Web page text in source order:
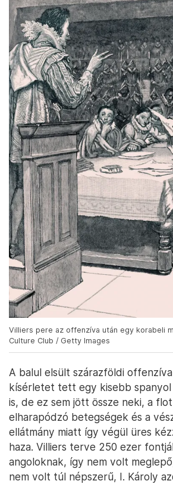
Villiers pere az offenzíva után egy korabeli
Culture Club / Getty Images
A balul elsült szárazföldi
kísérletet tett egy kisebb
is, de ez sem jött össze neki, a
elharapódzó betegségek és a
ellátmány miatt így végül üres
haza. Villiers terve 250 ezer
angoloknak, így nem volt
nem volt túl népszerű, I. Károly